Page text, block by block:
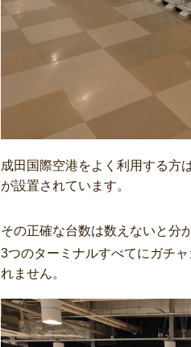
成田国際空港をよく利用する方
が設置されています。
その正確な台数は数えないと分
3つのターミナルすべてにガチ
れません。